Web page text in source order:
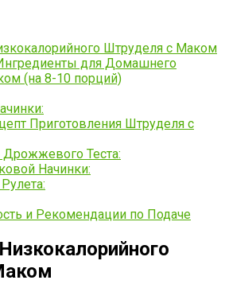
Штруделя с Маком
для Домашнего
(на 8-10 порций)
Приготовления Штруделя с
Дрожжевого Теста:
Начинки:
и Рекомендации по Подаче